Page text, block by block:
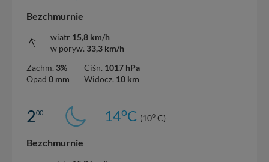
Bezchmurnie
wiatr 15,8 km/h
w poryw. 33,3 km/h
Zachm. 3%
Opad 0 mm
Ciśn. 1017 hPa
Widocz. 10 km
200 14oC (10o C)
Bezchmurnie